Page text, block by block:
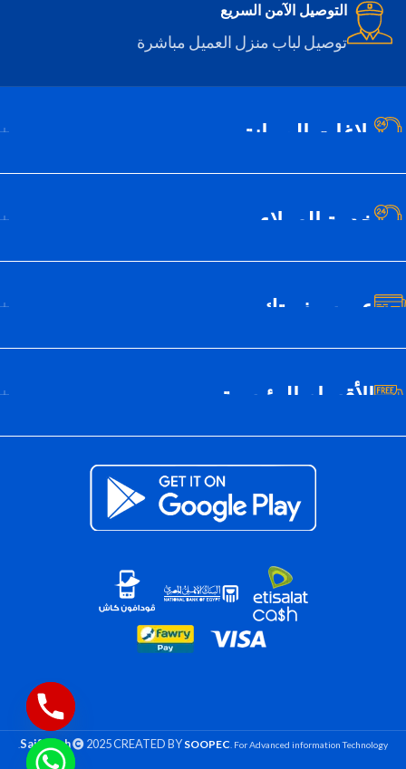
التوصيل الآمن السريع
توصيل لباب منزل العميل مباشرة
بلاغات الصيانة
خدمة العملاء
عن سيف تك
الأقسام الرئيسية
Saif Tech 2025 CREATED BYSOOPEC . For Advanced information Technology.